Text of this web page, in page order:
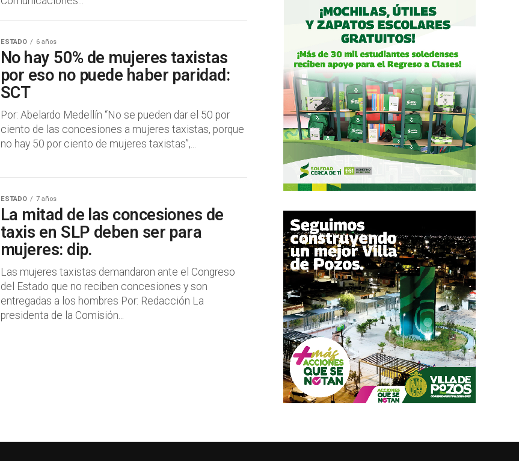
ESTADO 6 años
No hay 50% de mujeres taxistas
por eso no puede haber paridad:
SCT
Por: Abelardo Medellín “No se pueden dar el 50 por
ciento de las concesiones a mujeres taxistas, porque
no hay 50 por ciento de mujeres taxistas”,...
ESTADO 7 años
La mitad de las concesiones de
taxis en SLP deben ser para
mujeres: dip.
Las mujeres taxistas demandaron ante el Congreso
del Estado que no reciben concesiones y son
entregadas a los hombres Por: Redacción La
presidenta de la Comisión...